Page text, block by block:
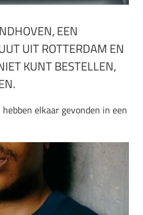
EEN
UIT ROTTERDAM EN
KUNT BESTELLEN,
hebben elkaar gevonden in een